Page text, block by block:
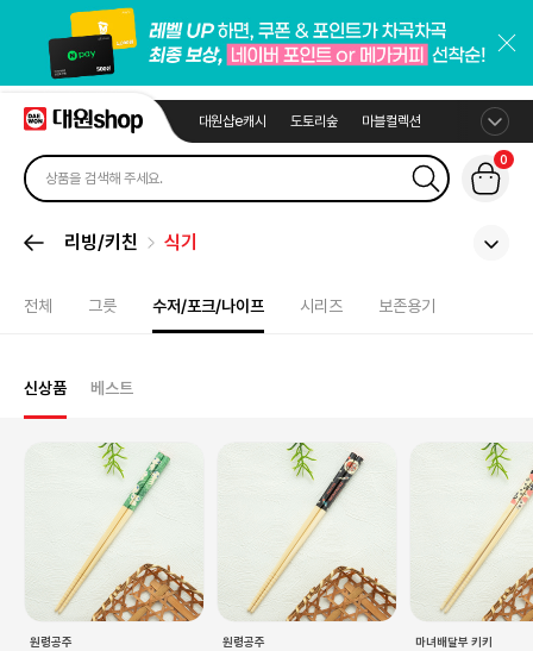
대원샵e캐시 도토리숲 마블컬렉션
0
리빙/키친 식기
전체 그릇 수저/포크/나이프 시리즈 보존용기
신상품 베스트
원령공주 원령공주 마녀배달부 키키